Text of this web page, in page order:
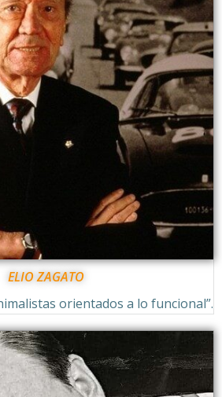
ELIO ZAGATO
orientados a lo funcional”.